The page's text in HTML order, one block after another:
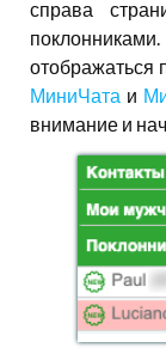
справа
отображаться
МиниЧата и
внимание и